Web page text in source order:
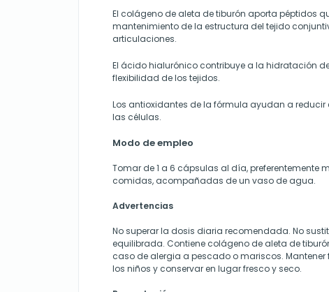
El colágeno de aleta de tiburón aporta péptidos
mantenimiento de la estructura del tejido
articulaciones.
El ácido hialurónico contribuye a la hidratación
flexibilidad de los tejidos.
Los antioxidantes de la fórmula ayudan a reducir
las células.
Modo de empleo
Tomar de 1 a 6 cápsulas al día, preferentemente
comidas, acompañadas de un vaso de agua.
Advertencias
No superar la dosis diaria recomendada. No
equilibrada. Contiene colágeno de aleta de
caso de alergia a pescado o mariscos.
los niños y conservar en lugar fresco y seco.